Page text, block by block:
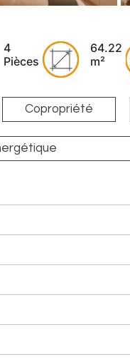
4
Pièces
64.22
m²
Copropriété